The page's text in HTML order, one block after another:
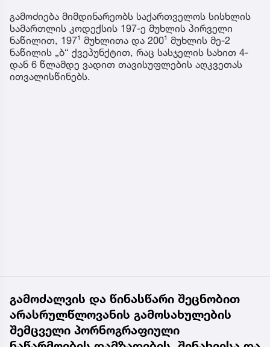
გამოძიება მიმდინარეობს საქართველოს სისხლის
სამართლის კოდექსის 197-ე მუხლის პირველი
ნაწილით, 197¹ მუხლითა და 200¹ მუხლის მე-2
ნაწილის „ბ“ ქვეპუნქტით, რაც სასჯელის სახით 4-
დან 6 წლამდე ვადით თავისუფლების აღკვეთას
ითვალისწინებს.
გამოძალვის და წინასწარი შეცნობით
არასრულწლოვანის გამოსახულების
შემცველი პორნოგრაფიული